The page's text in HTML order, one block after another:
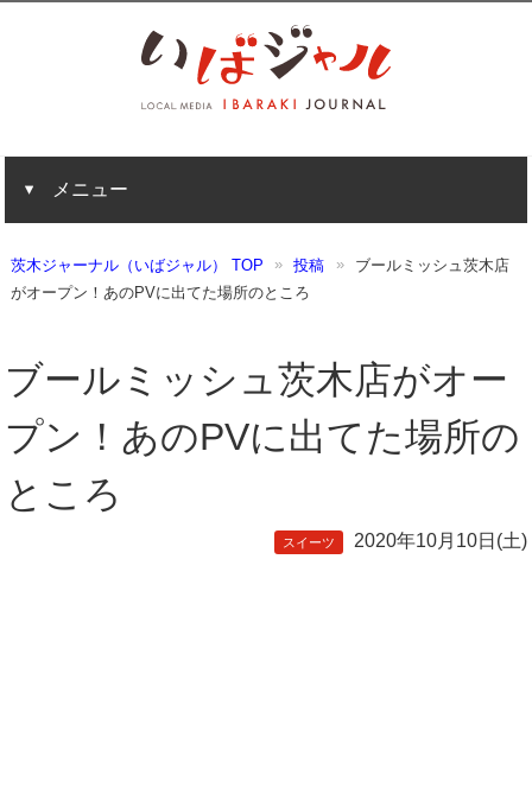
メニュー
茨木ジャーナル（いばジャル） TOP 投稿
ブールミッシュ茨木店
がオープン！あのPVに出てた場所のところ
ブールミッシュ茨木店がオー
プン！あのPVに出てた場所の
ところ
スイーツ 2020年10月10日(土)